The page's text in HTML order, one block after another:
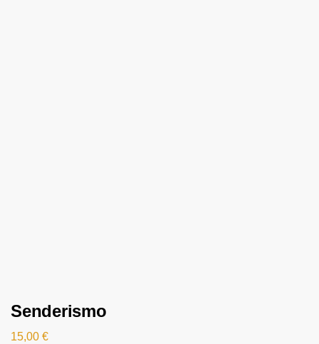
Senderismo
15,00 €